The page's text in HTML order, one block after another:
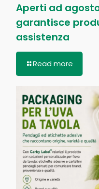
Aperti ad
garantisce
assistenza
Read more